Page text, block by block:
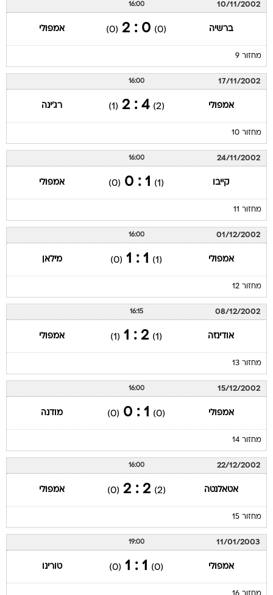
10/11/2002
16:00
ברשיה (0)
0 : 2
(0) אמפולי
מחזור 9
17/11/2002
16:00
אמפולי (2)
4 : 2
(1) רג'ינה
מחזור 10
24/11/2002
16:00
קייבו (1)
1 : 0
(0) אמפולי
מחזור 11
01/12/2002
16:00
אמפולי (1)
1 : 1
(0) מילאן
מחזור 12
08/12/2002
16:15
אודינזה (1)
2 : 1
(1) אמפולי
מחזור 13
15/12/2002
16:00
אמפולי (0)
1 : 0
(0) מודנה
מחזור 14
22/12/2002
16:00
אטאלנטה (2)
2 : 2
(0) אמפולי
מחזור 15
11/01/2003
19:00
אמפולי (0)
1 : 1
(0) טורינו